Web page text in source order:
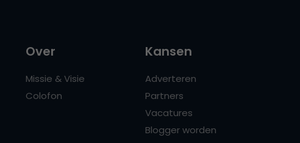
Over
Missie & Visie
Colofon
Kansen
Adverteren
Partners
Vacatures
Blogger worden